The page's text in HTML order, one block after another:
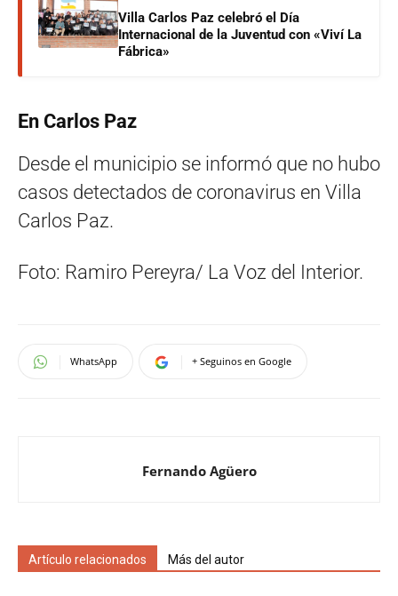
Villa Carlos Paz celebró el Día
Internacional de la Juventud con «Viví La
Fábrica»
En Carlos Paz
Desde el municipio se informó que no hubo
casos detectados de coronavirus en Villa
Carlos Paz.
Foto: Ramiro Pereyra/ La Voz del Interior.
WhatsApp + Seguinos en Google
Fernando Agüero
Artículo relacionados Más del autor